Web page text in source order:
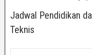
Jadwal Pendidikan
Teknis